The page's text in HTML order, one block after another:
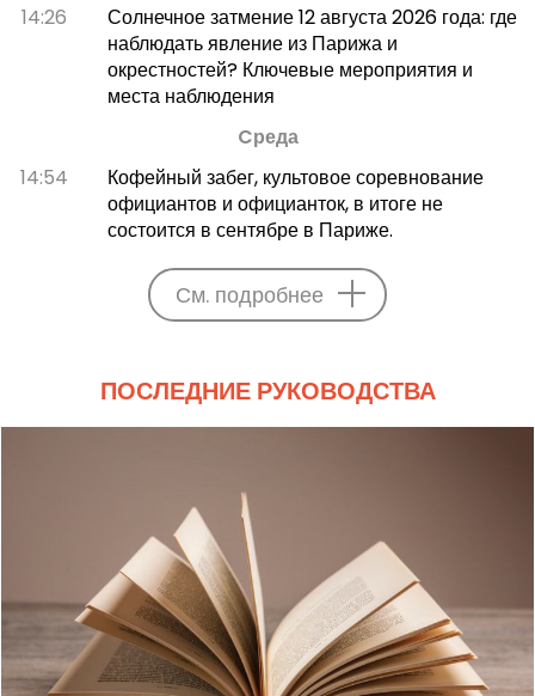
14:26
Солнечное затмение 12 августа 2026 года: где
наблюдать явление из Парижа и
окрестностей? Ключевые мероприятия и
места наблюдения
Cреда
14:54
Кофейный забег, культовое соревнование
официантов и официанток, в итоге не
состоится в сентябре в Париже.
См. подробнее
ПОСЛЕДНИЕ РУКОВОДСТВА